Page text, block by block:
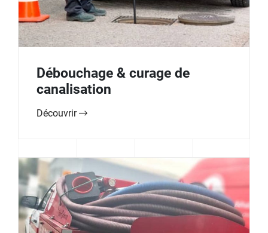
Débouchage & curage de
canalisation
Découvrir